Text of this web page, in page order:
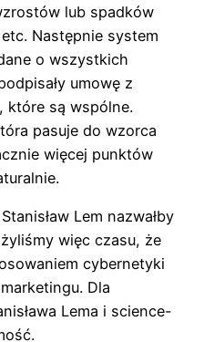
lub spadków
Następnie system
o wszystkich
umowę z
które są wspólne.
pasuje do wzorca
więcej punktów
Lem nazwałby
więc czasu, że
cybernetyki
Dla
Lema i science-